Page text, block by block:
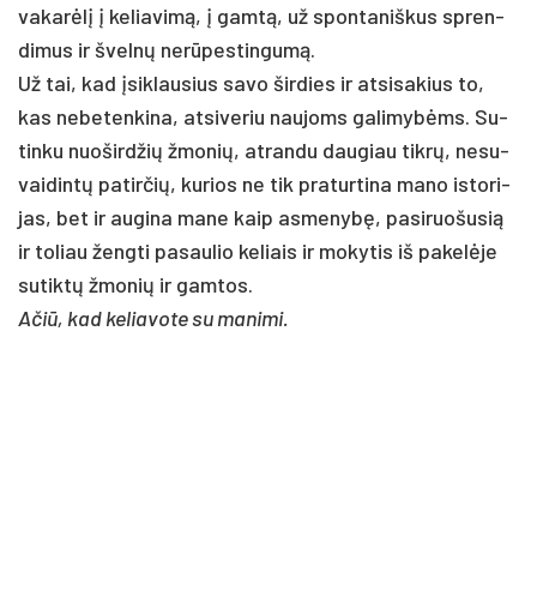
va­karėlį į ke­lia­vimą, į gamtą, už spon­ta­niš­kus spren­
di­mus ir švelnų nerū­pes­tin­gumą.
Už tai, kad įsik­lau­sius sa­vo šir­dies ir at­si­sa­kius to,
kas ne­be­ten­ki­na, at­si­ve­riu nau­joms ga­li­mybėms. Su­
tin­ku nuo­šird­žių žmo­nių, at­ran­du dau­giau tikrų, ne­su­
vai­dintų pa­tir­čių, ku­rios ne tik pra­tur­ti­na ma­no is­to­ri­
jas, bet ir au­gi­na ma­ne kaip as­me­nybę, pa­si­ruo­šu­sią
ir to­liau ženg­ti pa­sau­lio ke­liais ir mo­ky­tis iš pa­kelė­je
su­tiktų žmo­nių ir gam­tos.
Ačiū, kad ke­lia­vo­te su ma­ni­mi.